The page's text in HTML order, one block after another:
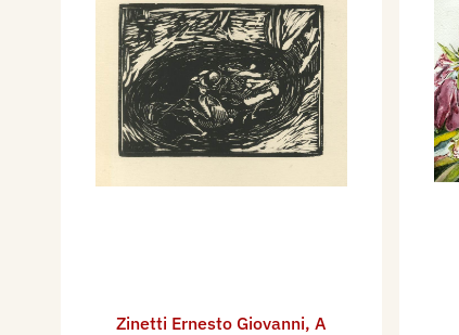
Zinetti Ernesto Giovanni, A